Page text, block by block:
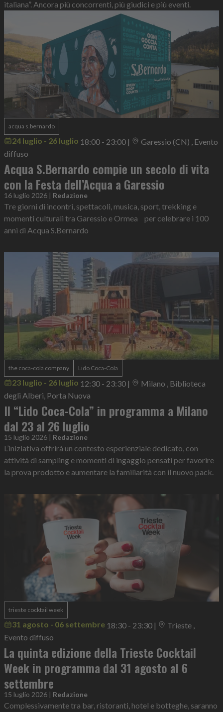
italiana”. Ancora più concorrenti, più giudici e più eventi.
acqua s.bernardo
24 luglio - 26 luglio 18:00 - 23:00 |
Garessio (CN) , Evento
diffuso
Acqua S.Bernardo compie un secolo di vita
con la Festa dell’Acqua a Garessio
16 luglio 2026 | Redazione
Tre giorni di incontri, spettacoli, musica, sport, trekking e
momenti culturali tra Garessio e Ormea per celebrare i 100
anni di Acqua S.Bernardo
the coca-cola company Lido Coca-Cola
23 luglio - 26 luglio 12:30 - 23:30 |
Milano , Biblioteca
degli Alberi, Porta Nuova
Il “Lido Coca-Cola” in programma a Milano
dal 23 al 26 luglio
15 luglio 2026 | Redazione
L’iniziativa offrirà un contesto esperienziale dedicato, con
attività di sampling e momenti di ingaggio pensati per favorire
la prova prodotto e aumentare la familiarità con il nuovo pack.
trieste cocktail week
31 agosto - 06 settembre 18:30 - 23:30 |
Trieste ,
Evento diffuso
La quinta edizione della Trieste Cocktail
Week in programma dal 31 agosto al 6
settembre
15 luglio 2026 | Redazione
Complessivamente tra bar, ristoranti, hotel e botteghe, saranno